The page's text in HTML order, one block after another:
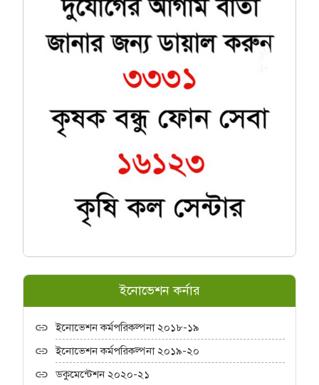
ইনোভেশন কর্নার
ইনোভেশন কর্মপরিকল্পনা ২০১৮-১৯
ইনোভেশন কর্মপরিকল্পনা ২০১৯-২০
ডকুমেন্টেশন ২০২০-২১